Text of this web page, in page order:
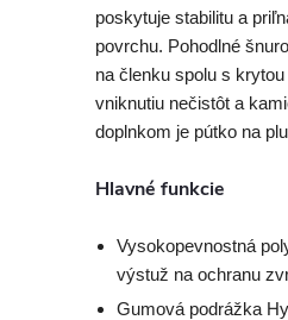
poskytuje stabilitu a
povrchu. Pohodlné
na členku spolu s
vniknutiu nečistôt a
doplnkom je pútko na
Hlavné funkcie
Vysokopevnostná
výstuž na ochranu
Gumová podrážka